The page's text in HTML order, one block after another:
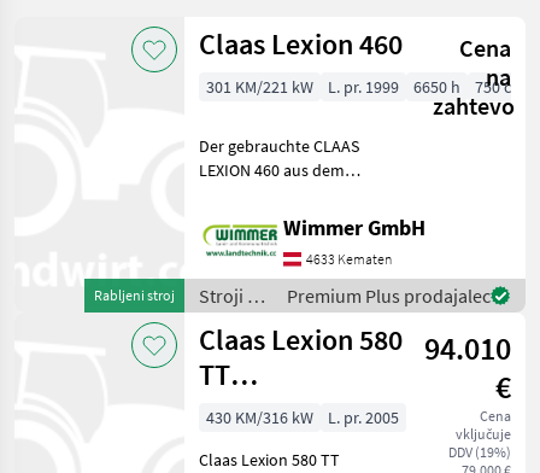
Rabljeni stroj
Claas Lexion 460
Cena
na
zahtevo
301 KM/221 kW L. pr. 1999 6650 h 750 cm
Der gebrauchte CLAAS
LEXION 460 aus dem
leistungsstarker und
bewährter Mähdrescher für
professionelle
Erntearbeiten. Mit 6.650
Betriebsstunden u
Wimmer GmbH
4633 Kematen
Stroji za
spravilo
-
poljedelstvo
/ Claas
Premium Plus prodajalec
Claas Lexion 580
TT
Landwirtmaschine
Mercedes-Mo
94.010
€
Cena
vključuje
DDV (19%)
430 KM/316 kW
L. pr. 2005
Claas Lexion 580 TT